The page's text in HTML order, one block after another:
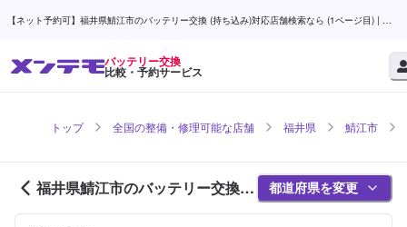
【ネット予約可】福井県鯖江市のバッテリー交換 (持ち込み)対応店舗検索なら (1ページ目) | メ
バッテリー交換
比較・予約サービス
トップ 全国の整備・修理可能な店舗 福井県 鯖江市
福井県鯖江市のバッテリー交換対
応店舗紹介 (1ページ目)
都道府県を変更